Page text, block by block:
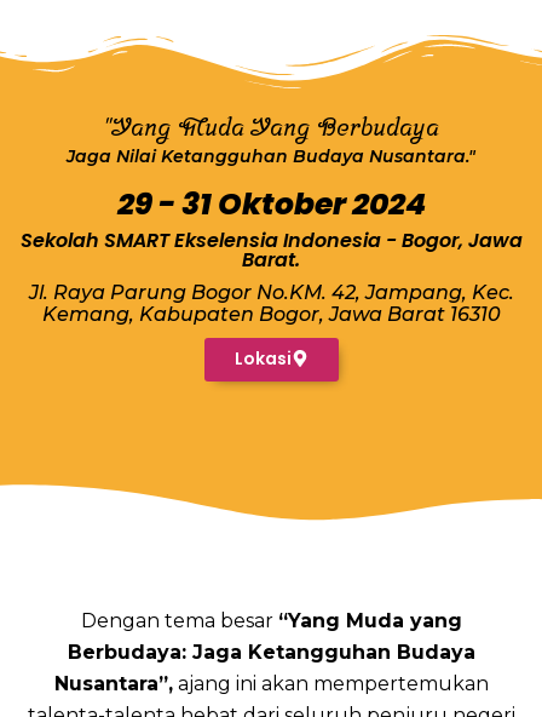
"Yang Muda Yang Berbudaya
Jaga Nilai Ketangguhan Budaya Nusantara."
29 - 31 Oktober 2024
Sekolah SMART Ekselensia Indonesia - Bogor, Jawa
Barat.
Jl. Raya Parung Bogor No.KM. 42, Jampang, Kec.
Kemang, Kabupaten Bogor, Jawa Barat 16310
Lokasi
Dengan tema besar “Yang Muda yang
Berbudaya: Jaga Ketangguhan Budaya
Nusantara”,ajang ini akan mempertemukan